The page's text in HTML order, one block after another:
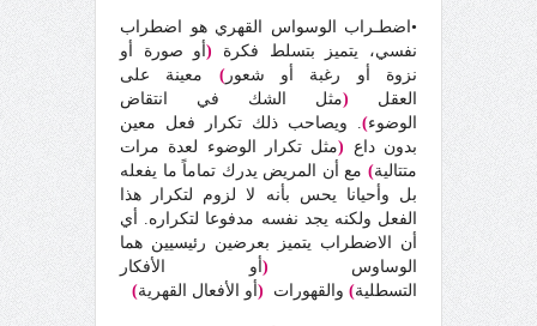
•اضطـراب الوسواس القهري هو اضطراب
نفسي، يتميز بتسلط فكرة (أو صورة أو
نزوة أو رغبة أو شعور) معينة على
العقل (مثل الشك في انتقاض
الوضوء)
.
ويصاحب ذلك تكرار فعل معين
بدون داع (مثل تكرار الوضوء لعدة مرات
متتالية) مع أن المريض يدرك تماماً ما يفعله
بل وأحيانا يحس بأنه لا لزوم لتكرار هذا
الفعل ولكنه يجد نفسه مدفوعا لتكراره.
أي
أن الاضطراب يتميز بعرضين رئيسيين هما
الوساوس ( أو الأفكار
التسطلية) والقهورات ( أو الأفعال القهرية)